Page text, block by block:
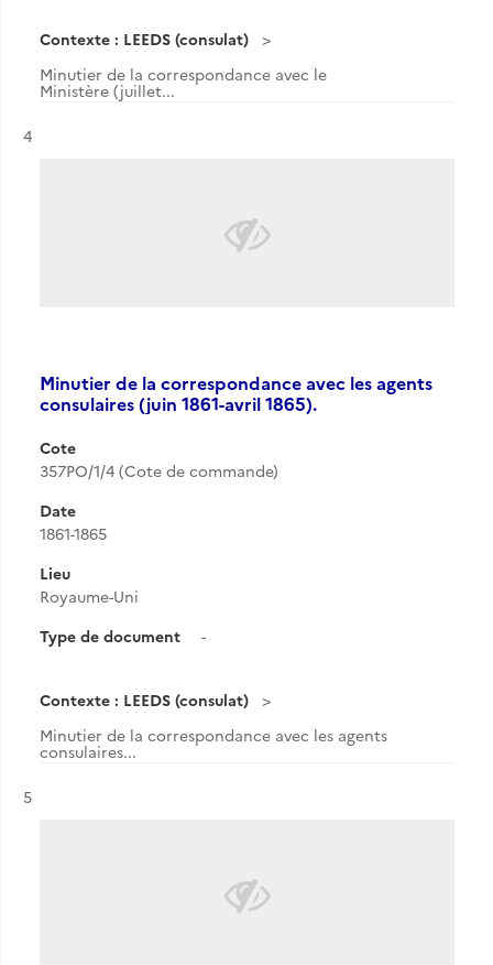
Contexte : LEEDS (consulat)
Minutier de la correspondance avec le
Ministère (juillet...
Résultat n°
4
Minutier de la correspondance avec les agents
consulaires (juin 1861-avril 1865).
Cote
357PO/1/4 (Cote de commande)
Date
1861-1865
Lieu
Royaume-Uni
Type de document
-
Contexte : LEEDS (consulat)
Minutier de la correspondance avec les agents
consulaires...
Résultat n°
5